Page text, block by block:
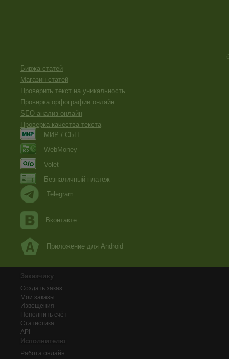
Биржа статей
Магазин статей
Проверить текст на уникальность
Проверка орфографии онлайн
SEO анализ онлайн
Проверка качества текста
МИР / СБП
WebMoney
Volet
Безналичный платеж
Telegram
Вконтакте
Приложение для Android
Заказчику
Создать заказ
Мои заказы
Извещения
Пополнить счёт
Статистика
API
Исполнителю
Работа онлайн